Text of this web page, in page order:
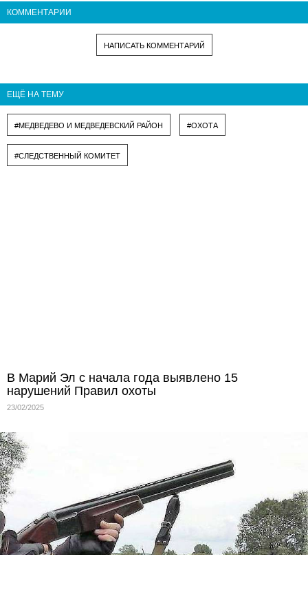
КОММЕНТАРИИ
НАПИСАТЬ КОММЕНТАРИЙ
ЕЩЁ НА ТЕМУ
#МЕДВЕДЕВО И МЕДВЕДЕВСКИЙ РАЙОН #ОХОТА
#СЛЕДСТВЕННЫЙ КОМИТЕТ
В Марий Эл с начала года выявлено 15
нарушений Правил охоты
23/02/2025